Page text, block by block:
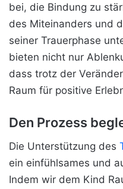
bei, die Bindung zu
des Miteinanders und
seiner Trauerphase
bieten nicht nur
dass trotz der
Raum für positive
Den Prozess
Die Unterstützung des
ein einfühlsames und
Indem wir dem Kind